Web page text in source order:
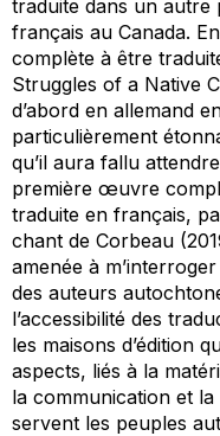
traduite dans un autre
français au Canada.
complète à être
Struggles of a Native
d’abord en allemand
particulièrement
qu’il aura fallu
première œuvre
traduite en français,
chant de Corbeau
amenée à
des auteurs
l’accessibilité des
les maisons d’édition
aspects, liés à la
la communication et
servent les peuples